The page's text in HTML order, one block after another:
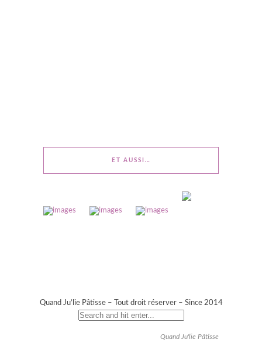
ET AUSSI…
Quand Ju’lie Pâtisse – Tout droit réserver – Since 2014
Quand Ju'lie Pâtisse